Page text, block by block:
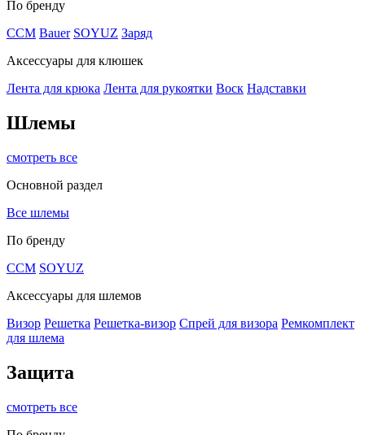
По бренду
CCM Bauer SOYUZ Заряд
Аксессуары для клюшек
Лента для крюка Лента для рукоятки Воск Надставки
Шлемы
смотреть все
Основной раздел
Все шлемы
По бренду
CCM SOYUZ
Аксессуары для шлемов
Визор Решетка Решетка-визор Спрей для визора Ремкомплект
для шлема
Защита
смотреть все